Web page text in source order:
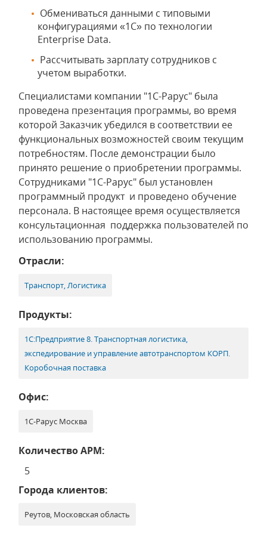
Обмениваться данными с типовыми
конфигурациями «1С» по технологии
Enterprise Data.
Рассчитывать зарплату сотрудников с
учетом выработки.
Специалистами компании "1С-Рарус" была
проведена презентация программы, во время
которой Заказчик убедился в соответствии ее
функциональных возможностей своим текущим
потребностям. После демонстрации было
принято решение о приобретении программы.
Сотрудниками "1С-Рарус" был установлен
программный продукт и проведено обучение
персонала. В настоящее время осуществляется
консультационная поддержка пользователей по
использованию программы.
Отрасли:
Транспорт, Логистика
Продукты:
1С:Предприятие 8. Транспортная логистика,
экспедирование и управление автотранспортом КОРП.
Коробочная поставка
Офис:
1С-Рарус Москва
Количество АРМ:
5
Города клиентов:
Реутов, Московская область